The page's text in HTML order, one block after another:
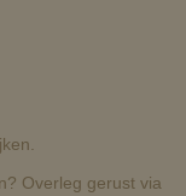
Overleg gerust via